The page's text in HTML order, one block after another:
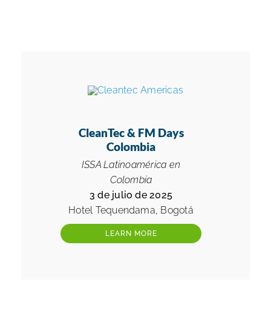
CleanTec & FM Days
Colombia
ISSA Latinoamérica en
Colombia
3 de julio de 2025
Hotel Tequendama, Bogotá
LEARN MORE